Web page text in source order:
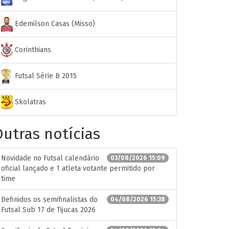
Edemilson Casas (Misso)
Corinthians
Futsal Série B 2015
Skolatras
notícias
03/08/2026 15:09
Novidade no Futsal calendário
oficial lançado e 1 atleta votante permitido por
time
04/08/2026 15:38
Definidos os semifinalistas do
Futsal Sub 17 de Tijucas 2026